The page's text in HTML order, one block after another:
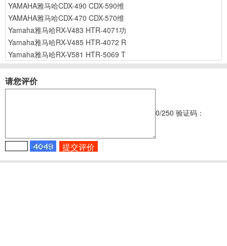
YAMAHA雅马哈CDX-490 CDX-590维
YAMAHA雅马哈CDX-470 CDX-570维
Yamaha雅马哈RX-V483 HTR-4071功
Yamaha雅马哈RX-V485 HTR-4072 R
Yamaha雅马哈RX-V581 HTR-5069 T
请您评价
0/250 验证码：